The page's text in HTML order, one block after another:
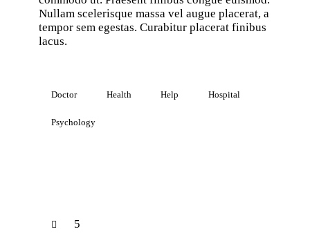
Nullam scelerisque massa vel augue placerat, a
tempor sem egestas. Curabitur placerat finibus
lacus.
Doctor Health Help Hospital
Psychology
5